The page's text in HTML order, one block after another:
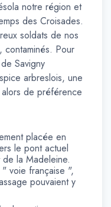
notre région et
des Croisades.
soldats de nos
contaminés. Pour
Savigny
arbreslois, une
de préférence
placée en
le pont actuel
la Madeleine.
voie française ",
pouvaient y